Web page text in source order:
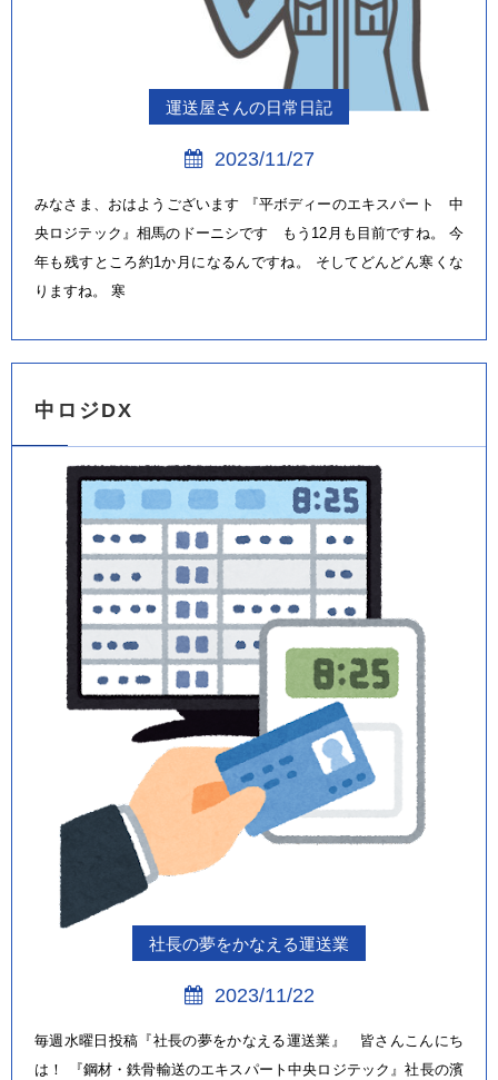
運送屋さんの日常日記
2023/11/27
みなさま、おはようございます 『平ボディーのエキスパート 中
央ロジテック』相馬のドーニシです もう12月も目前ですね。 今
年も残すところ約1か月になるんですね。 そしてどんどん寒くな
りますね。 寒
中ロジDX
社長の夢をかなえる運送業
2023/11/22
毎週水曜日投稿『社長の夢をかなえる運送業』 皆さんこんにち
は！ 『鋼材・鉄骨輸送のエキスパート中央ロジテック』社長の濱